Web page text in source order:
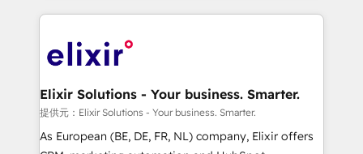
HIPAA-aware; CASL-compliant; GDPR-ready
implementations where required 💡 Why 500+
built to scale.
applications of our solutions; Technical HubSpot
Design, Migrations + Integrations. Mole Street’s
greatness, which is achieved through creating
absolute clarity, derived from a well-defined
strategy, executed well, and reported on with clear
results. The culture is driven by core values; Joy, Grit,
Elixir Solutions - Your business. Smarter.
提供元：Elixir Solutions - Your business. Smarter.
As European (BE, DE, FR, NL) company, Elixir offers